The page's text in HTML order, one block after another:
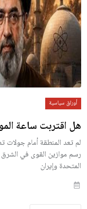
أوراق سياسية
هل اقتربت ساعة
لم تعد المنطقة أمام جولات
رسم موازين القوى في الشرق
المتحدة وإيران